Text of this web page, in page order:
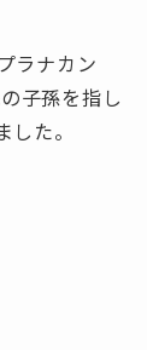
ラナカン
子孫を指し
た。